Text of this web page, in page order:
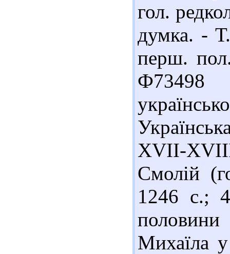
гол.
думка. -
перш.
Ф73498
XVII-XVIII
Смолій
1246 с.;
Михаїла